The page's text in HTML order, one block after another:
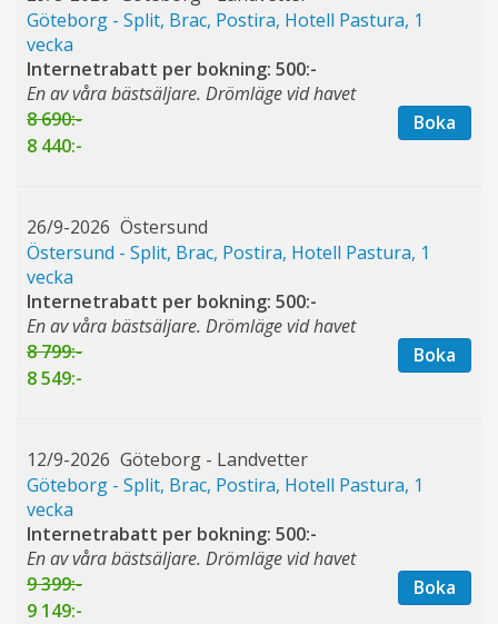
Göteborg - Split, Brac, Postira, Hotell Pastura, 1
vecka
Internetrabatt per bokning: 500:-
En av våra bästsäljare. Drömläge vid havet
8 690:-
8 440:-
Boka
26/9-2026 Östersund
Östersund - Split, Brac, Postira, Hotell Pastura, 1
vecka
Internetrabatt per bokning: 500:-
En av våra bästsäljare. Drömläge vid havet
8 799:-
8 549:-
Boka
12/9-2026 Göteborg - Landvetter
Göteborg - Split, Brac, Postira, Hotell Pastura, 1
vecka
Internetrabatt per bokning: 500:-
En av våra bästsäljare. Drömläge vid havet
9 399:-
9 149:-
Boka